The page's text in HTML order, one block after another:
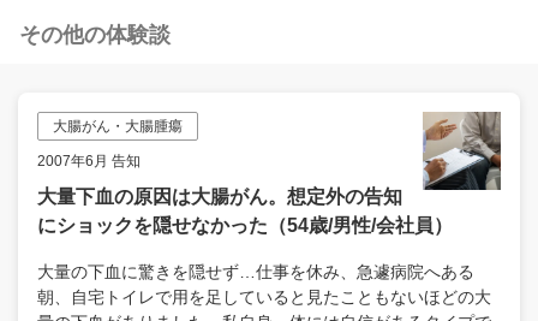
その他の体験談
大腸がん・大腸腫瘍
2007年6月 告知
大量下血の原因は大腸がん。想定外の告知
にショックを隠せなかった（54歳/男性/会社員）
大量の下血に驚きを隠せず…仕事を休み、急遽病院へある
朝、自宅トイレで用を足していると見たこともないほどの大